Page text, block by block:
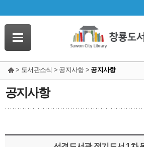
> 도서관소식 > 공지사항 > 공지사항
공지사항